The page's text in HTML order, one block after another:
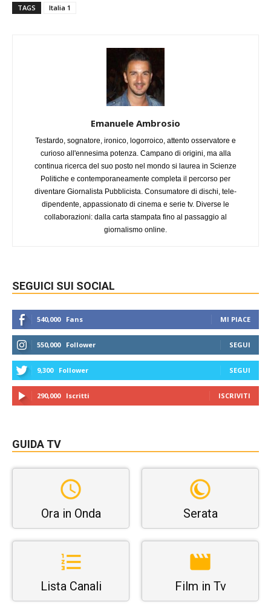
TAGS Italia 1
Emanuele Ambrosio
Testardo, sognatore, ironico, logorroico, attento osservatore e
curioso all'ennesima potenza. Campano di origini, ma alla
continua ricerca del suo posto nel mondo si laurea in Scienze
Politiche e contemporaneamente completa il percorso per
diventare Giornalista Pubblicista. Consumatore di dischi, tele-
dipendente, appassionato di cinema e serie tv. Diverse le
collaborazioni: dalla carta stampata fino al passaggio al
giornalismo online.
SEGUICI SUI SOCIAL
540,000 Fans MI PIACE
550,000 Follower SEGUI
9,300 Follower SEGUI
290,000 Iscritti ISCRIVITI
GUIDA TV
Ora in Onda Serata
Lista Canali Film in Tv